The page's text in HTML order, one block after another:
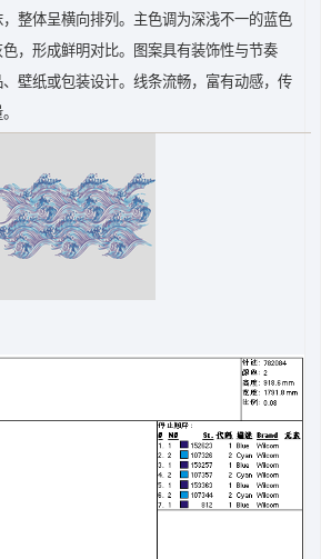
整体呈横向排列。主色调为深浅不一的蓝色
，形成鲜明对比。图案具有装饰性与节奏
壁纸或包装设计。线条流畅，富有动感，传